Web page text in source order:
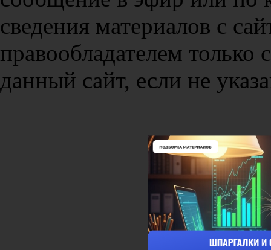
сведения материалов с
правообладателем только
данный сайт, если не